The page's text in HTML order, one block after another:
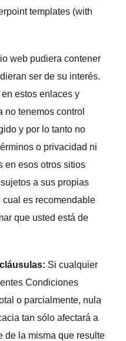
templates (with
web pudiera contener
ser de su interés.
estos enlaces y
no tenemos control
y por lo tanto no
o privacidad ni
en esos otros sitios
a sus propias
es recomendable
que usted está de
Si cualquier
Condiciones
o parcialmente, nula
tan sólo afectará a
de la misma que resulte